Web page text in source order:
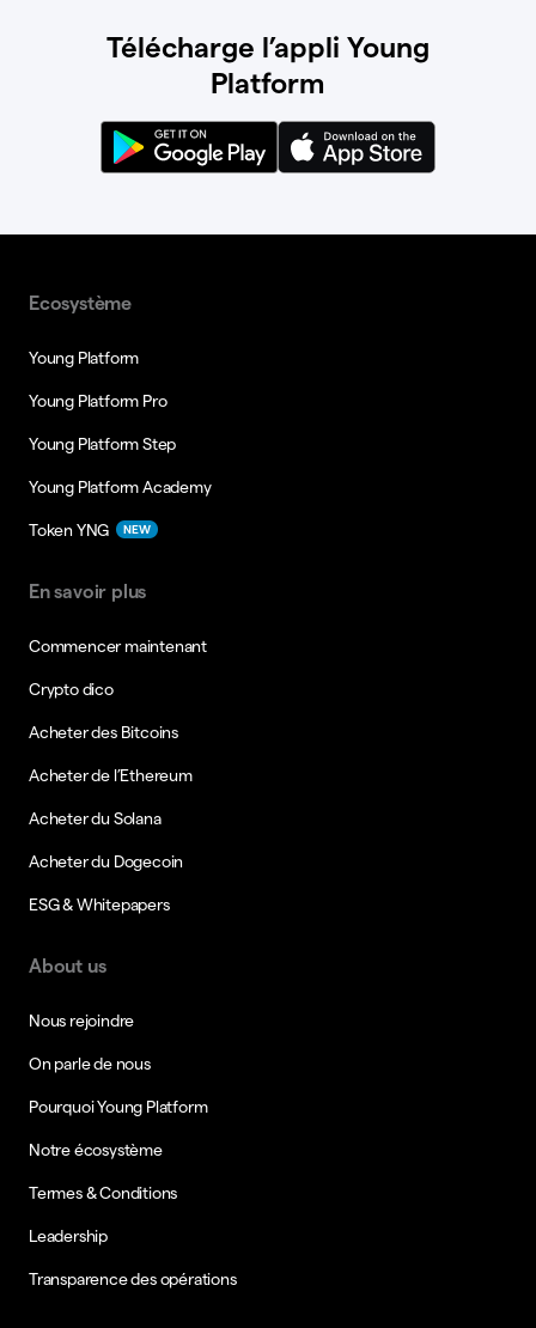
Télécharge l’appli Young
Platform
Ecosystème
Young Platform
Young Platform Pro
Young Platform Step
Young Platform Academy
Token YNG NEW
En savoir plus
Commencer maintenant
Crypto dico
Acheter des Bitcoins
Acheter de l’Ethereum
Acheter du Solana
Acheter du Dogecoin
ESG & Whitepapers
About us
Nous rejoindre
On parle de nous
Pourquoi Young Platform
Notre écosystème
Termes & Conditions
Leadership
Transparence des opérations